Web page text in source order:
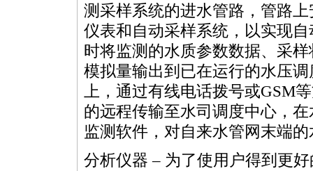
测采样系统的进水管路，管路
仪表和自动采样系统，以实现
时将监测的水质参数数据、采
模拟量输出到已在运行的水压
上，通过有线电话拨号或GSM
的远程传输至水司调度中心，
监测软件，对自来水管网末端
分析仪器 – 为了使用户得到更